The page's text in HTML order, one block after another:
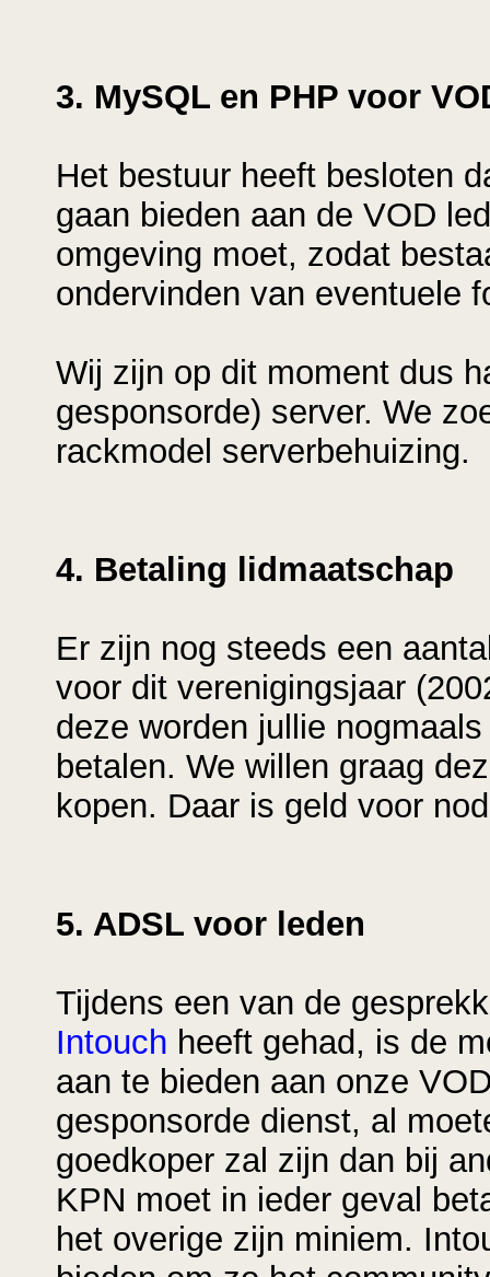
3. MySQL en PHP voor
Het bestuur heeft besloten
gaan bieden aan de VOD
omgeving moet, zodat
ondervinden van eventuele
Wij zijn op dit moment dus
gesponsorde) server. We
rackmodel serverbehuizing.
4. Betaling lidmaatschap
Er zijn nog steeds een
voor dit verenigingsjaar
deze worden jullie
betalen. We willen graag
kopen. Daar is geld voor
5. ADSL voor leden
Tijdens een van de
Intouch heeft gehad, is de
aan te bieden aan onze
gesponsorde dienst, al
goedkoper zal zijn dan bij
KPN moet in ieder geval
het overige zijn miniem.